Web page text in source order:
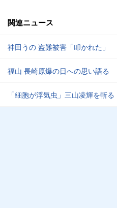
関連ニュース
神田うの 盗難被害「叩かれた」
福山 長崎原爆の日への思い語る
「細胞が浮気虫」三山凌輝を斬る